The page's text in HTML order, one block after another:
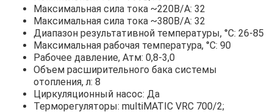
Максимальная сила тока ~220В/А: 32
Максимальная сила тока ~380В/А: 32
Диапазон результативной температуры, °С: 26-85
Максимальная рабочая температура, °С: 90
Рабочее давление, Атм: 0,8-3,0
Объем расширительного бака системы
отопления, л: 8
Циркуляционный насос: Да
Терморегуляторы: multiMATIC VRC 700/2;